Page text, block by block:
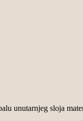
unutarnjeg sloja